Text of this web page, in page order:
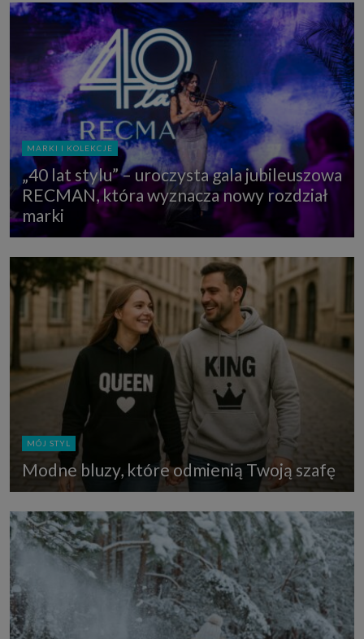
MARKI I KOLEKCJE
„40 lat stylu” – uroczysta gala jubileuszowa
RECMAN, która wyznacza nowy rozdział
marki
MÓJ STYL
Modne bluzy, które odmienią Twoją szafę